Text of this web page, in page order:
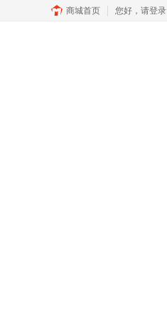
商城首页 您好， 请登录